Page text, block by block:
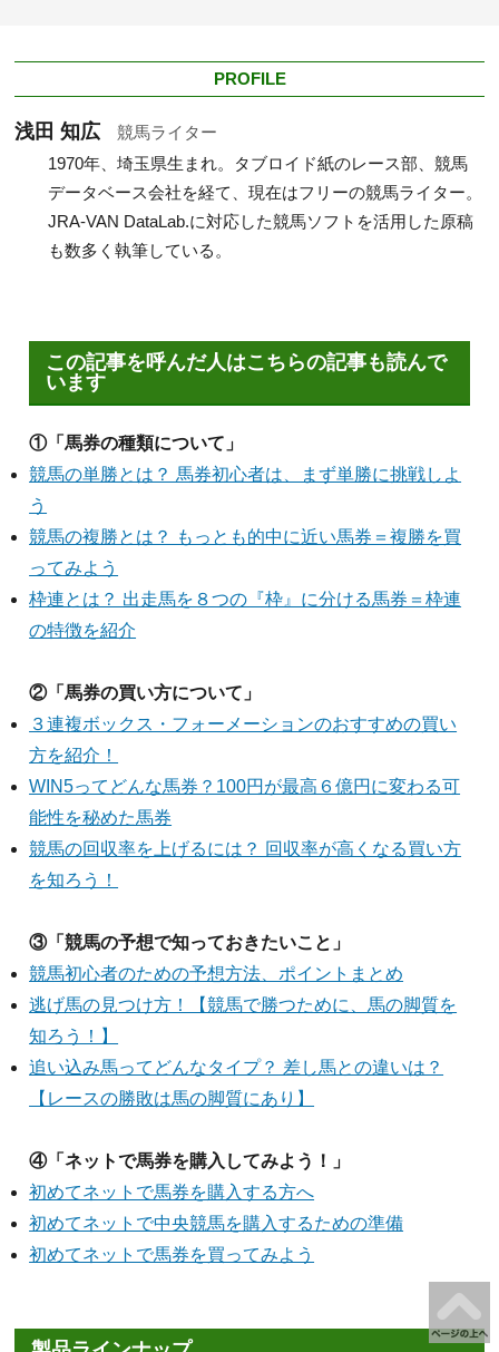
PROFILE
浅田 知広
競馬ライター
1970年、埼玉県生まれ。タブロイド紙のレース部、競馬
データベース会社を経て、現在はフリーの競馬ライター。
JRA-VAN DataLab.に対応した競馬ソフトを活用した原稿
も数多く執筆している。
この記事を呼んだ人はこちらの記事も読んで
います
①「馬券の種類について」
競馬の単勝とは？ 馬券初心者は、まず単勝に挑戦しよ
う
競馬の複勝とは？ もっとも的中に近い馬券＝複勝を買
ってみよう
枠連とは？ 出走馬を８つの『枠』に分ける馬券＝枠連
の特徴を紹介
②「馬券の買い方について」
３連複ボックス・フォーメーションのおすすめの買い
方を紹介！
WIN5ってどんな馬券？100円が最高６億円に変わる可
能性を秘めた馬券
競馬の回収率を上げるには？ 回収率が高くなる買い方
を知ろう！
③「競馬の予想で知っておきたいこと」
競馬初心者のための予想方法、ポイントまとめ
逃げ馬の見つけ方！【競馬で勝つために、馬の脚質を
知ろう！】
追い込み馬ってどんなタイプ？ 差し馬との違いは？
【レースの勝敗は馬の脚質にあり】
④「ネットで馬券を購入してみよう！」
初めてネットで馬券を購入する方へ
初めてネットで中央競馬を購入するための準備
初めてネットで馬券を買ってみよう